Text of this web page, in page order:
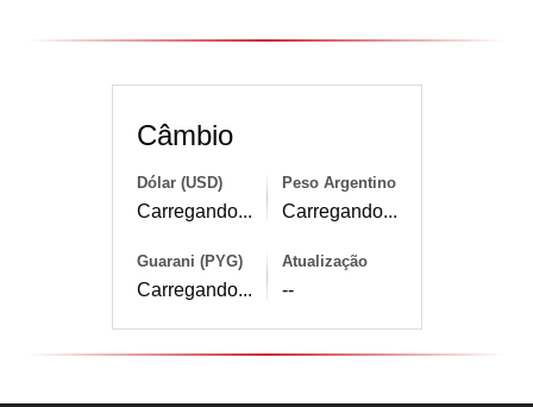
Câmbio
Dólar (USD)
Carregando...
Peso Argentino
Carregando...
Guarani (PYG)
Carregando...
Atualização
--